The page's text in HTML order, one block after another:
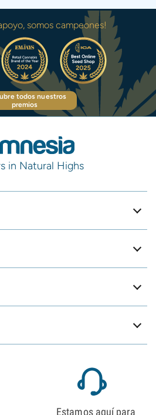
somos campeones!
todos nuestros
premios
in Natural Highs
Estamos aquí para